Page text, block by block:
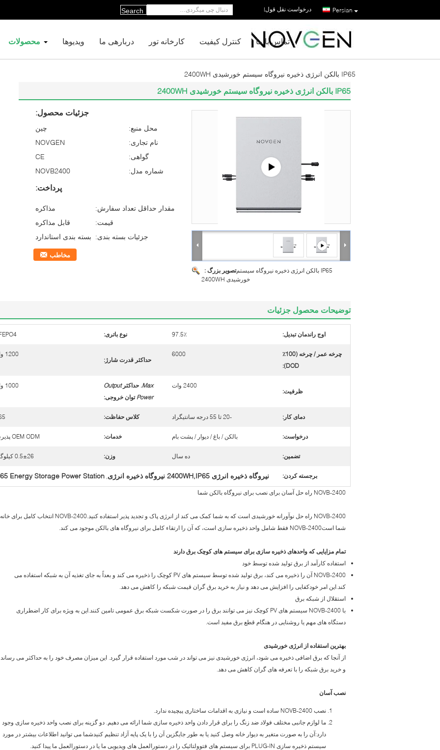
Persian درخواست نقل قول|
Search
محصولات ویدیوها دربارهی ما کارخانه تور کنترل کیفیت تماس با ما
IP65 بالکن انرژی ذخیره نیروگاه سیستم خورشیدی 2400WH
IP65 بالکن انرژی ذخیره نیروگاه سیستم خورشیدی 2400WH
تصویر بزرگ :IP65 بالکن انرژی ذخیره نیروگاه سیستم
خورشیدی 2400WH
جزئیات محصول:
محل منبع:
چین
نام تجاری:
NOVGEN
گواهی:
CE
شماره مدل:
NOVB2400
پرداخت:
مقدار حداقل تعداد سفارش:
مذاکره
قیمت:
قابل مذاکره
جزئیات بسته بندی: بسته بندی استاندارد
مخاطب
توضیحات محصول جزئیات
اوج راندمان تبدیل: 97.5٪ نوع باتری:
چرخه عمر / چرخه (100٪
DOD):
6000
حداکثر قدرت شارژ:
1200 وات
ظرفیت:
2400 وات Max. حداکثر Output
Power توان خروجی:
1000 وات
دمای کار: -20 تا 55 درجه سانتیگراد کلاس حفاظت:
درخواست: بالکن / باغ / دیوار / پشت بام خدمات: OEM ODM پذیرش
تضمین: ده سال وزن: 0.5±26 کیلوگرم
برجسته کردن: نیروگاه ذخیره انرژی 2400WH,IP65 نیروگاه ذخیره انرژی ,
Energy Storage Power Station
NOVB-2400 راه حل آسان برای نصب برای نیروگاه بالکن شما
NOVB-2400 راه حل نوآورانه خورشیدی است که به شما کمک می کند از انرژی پاک و تجدید پذیر استفاده کنید.NOVB-2400 انتخاب کامل برای خانه
شما استNOVB-2400 فقط شامل واحد ذخیره سازی است، که آن را ارتقاء کامل برای نیروگاه های بالکن موجود می کند.
تمام مزایایی که واحدهای ذخیره سازی برای سیستم های کوچک برق دارند
استفاده کارآمد از برق تولید شده توسط خود
NOVB-2400 آن را ذخیره می کند، برق تولید شده توسط سیستم های PV کوچک را ذخیره می کند و بعداً به جای تغذیه آن به شبکه استفاده می
کند.این امر خودکفایی را افزایش می دهد و نیاز به خرید برق گران قیمت شبکه را کاهش می دهد.
استقلال از شبکه برق
با NOVB-2400 سیستم های PV کوچک نیز می توانند برق را در صورت شکست شبکه برق عمومی تامین کنند.این به ویژه برای کار اضطراری
دستگاه های مهم یا روشنایی در هنگام قطع برق مفید است.
بهترین استفاده از انرژی خورشیدی
از آنجا که برق اضافی ذخیره می شود، انرژی خورشیدی نیز می تواند در شب مورد استفاده قرار گیرد. این میزان مصرف خود را به حداکثر می رساند
و خرید برق شبکه را با تعرفه های گران کاهش می دهد.
نصب آسان
نصب NOVB-2400 ساده است و نیازی به اقدامات ساختاری پیچیده ندارد.
ما لوازم جانبی مختلف فولاد ضد زنگ را برای قرار دادن واحد ذخیره سازی شما ارائه می دهیم. دو گزینه برای نصب واحد ذخیره سازی وجود
دارد:آن را به صورت متغیر به دیوار خانه وصل کنید یا به طور جایگزین آن را با یک پایه آزاد تنظیم کنیدشما می توانید اطلاعات بیشتر در مورد
سیستم ذخیره سازی PLUG-IN برای سیستم های فتوولتائیک را در دستورالعمل های ویدیویی ما یا در دستورالعمل ما پیدا کنید.